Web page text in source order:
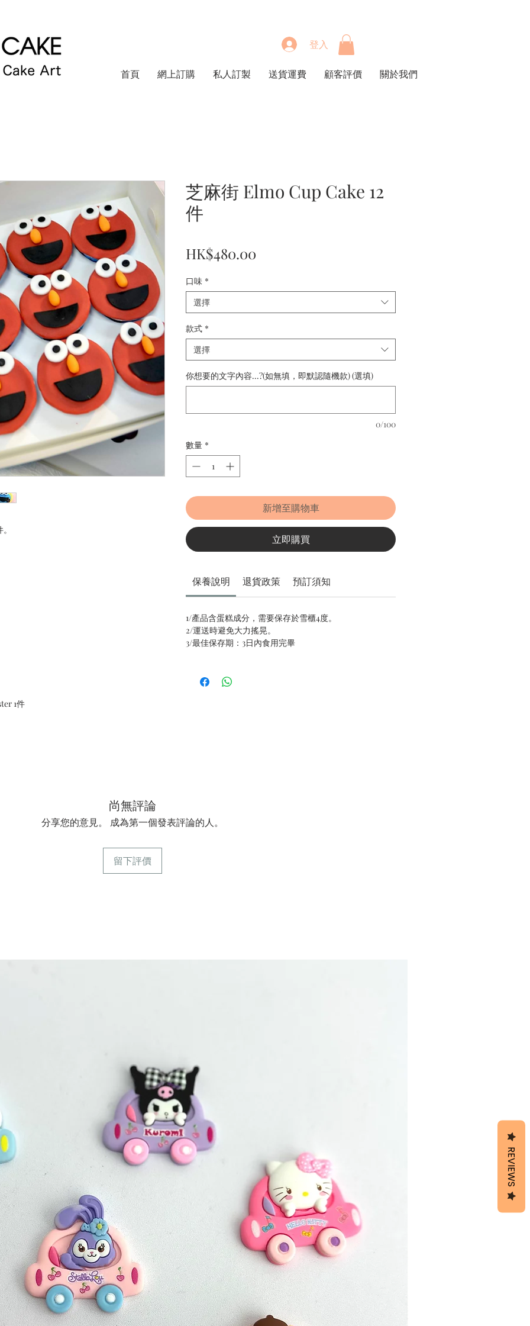
登入
首頁 網上訂購 私人訂製 送貨運費 顧客評價 關於我們
1件
芝麻街 Elmo Cup Cake 12
件
HK$480.00
口味 *
選擇
款式 *
選擇
你想要的文字內容...?(如無填，即默認隨機款) (選填)
0/100
數量 *
新增至購物車
立即購買
保養說明 退貨政策 預訂須知
1/產品含蛋糕成分，需要保存於雪櫃4度。
2/運送時避免大力搖晃。
3/最佳保存期：3日內食用完畢
尚無評論
分享您的意見。 成為第一個發表評論的人。
留下評價
REVIEWS